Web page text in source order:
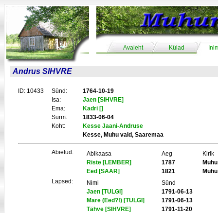
Avaleht Külad
Andrus SIHVRE
ID: 10433 Sünd:
1764-10-19
Isa:
Jaen [SIHVRE]
Ema:
Kadri []
Surm:
1833-06-04
Koht:
Kesse Jaani-Andruse
Kesse, Muhu vald, Saaremaa
Abielud: Abikaasa Aeg
Kirik
Riste [LEMBER]
1787
Muhu
Eed [SAAR]
1821
Muhu
Lapsed:
Nimi
Sünd
Jaen [TULGI]
1791-06-13
Mare (Eed?!) [TULGI]
1791-06-13
Tähve [SIHVRE]
1791-11-20